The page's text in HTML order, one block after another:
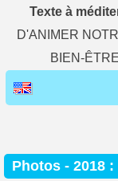
Texte à
D'ANIMER
BIEN-
Photos - 2018